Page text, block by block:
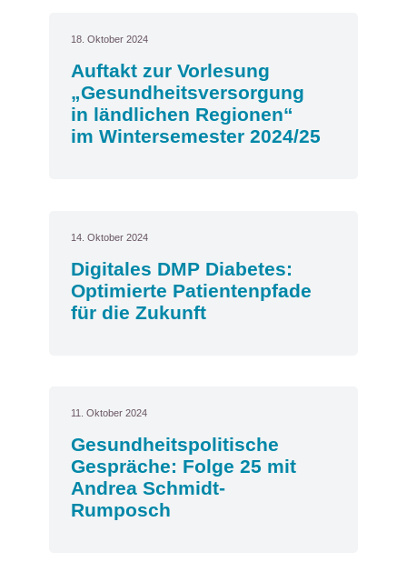
18. Oktober 2024
Auftakt zur Vorlesung
„Gesundheitsversorgung
in ländlichen Regionen“
im Wintersemester 2024/25
14. Oktober 2024
Digitales DMP Diabetes:
Optimierte Patientenpfade
für die Zukunft
11. Oktober 2024
Gesundheitspolitische
Gespräche: Folge 25 mit
Andrea Schmidt-
Rumposch